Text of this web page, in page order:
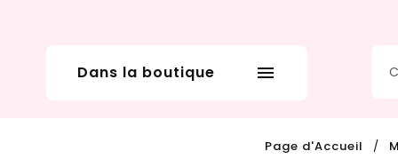
Dans la boutique 
Page d'Accueil